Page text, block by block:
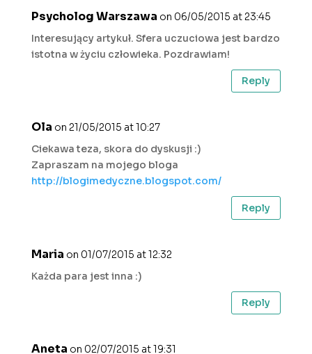
Psycholog Warszawa on 06/05/2015 at 23:45
Interesujący artykuł. Sfera uczuciowa jest bardzo
istotna w życiu człowieka. Pozdrawiam!
Reply
Ola on 21/05/2015 at 10:27
Ciekawa teza, skora do dyskusji :)
Zapraszam na mojego bloga
http://blogimedyczne.blogspot.com/
Reply
Maria on 01/07/2015 at 12:32
Każda para jest inna :)
Reply
Aneta on 02/07/2015 at 19:31